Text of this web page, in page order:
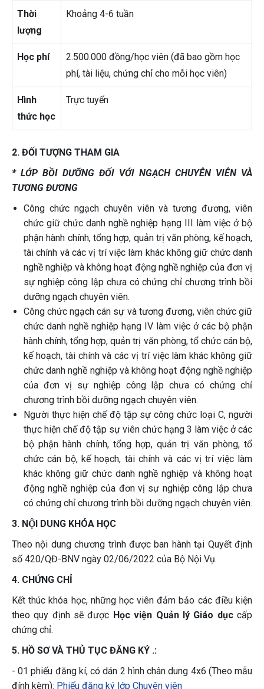
Thời
lượng
Khoảng 4-6 tuần
Học phí
2.500.000 đồng/học viên (đã bao gồm học
phí, tài liệu, chứng chỉ cho mỗi học viên)
Hình
thức học
Trực tuyến
2. ĐỐI TƯỢNG THAM GIA
* LỚP BỒI DƯỠNG ĐỐI VỚI NGẠCH CHUYÊN VIÊN VÀ
TƯƠNG ĐƯƠNG
Công chức ngạch chuyên viên và tương đương, viên
chức giữ chức danh nghề nghiệp hạng III làm việc ở bộ
phận hành chính, tổng hợp, quản trị văn phòng, kế hoạch,
tài chính và các vị trí việc làm khác không giữ chức danh
nghề nghiệp và không hoạt động nghề nghiệp của đơn vị
sự nghiệp công lập chưa có chứng chỉ chương trình bồi
dưỡng ngạch chuyên viên.
Công chức ngạch cán sự và tương đương, viên chức giữ
chức danh nghề nghiệp hạng IV làm việc ở các bộ phận
hành chính, tổng hợp, quản trị văn phòng, tổ chức cán bộ,
kế hoạch, tài chính và các vị trí việc làm khác không giữ
chức danh nghề nghiệp và không hoạt động nghề nghiệp
của đơn vị sự nghiệp công lập chưa có chứng chỉ
chương trình bồi dưỡng ngạch chuyên viên.
Người thực hiện chế độ tập sự công chức loại C, người
thực hiện chế độ tập sự viên chức hạng 3 làm việc ở các
bộ phận hành chính, tổng hợp, quản trị văn phòng, tổ
chức cán bộ, kế hoạch, tài chính và các vị trí việc làm
khác không giữ chức danh nghề nghiệp và không hoạt
động nghề nghiệp của đơn vị sự nghiệp công lập chưa
có chứng chỉ chương trình bồi dưỡng ngạch chuyên viên.
3. NỘI DUNG KHÓA HỌC
Theo nội dung chương trình được ban hành tại Quyết định
số 420/QĐ-BNV ngày 02/06/2022 của Bộ Nội Vụ.
4. CHỨNG CHỈ
Kết thúc khóa học, những học viên đảm bảo các điều kiện
theo quy định sẽ được Học viện Quản lý Giáo dụccấp
chứng chỉ.
5. HỒ SƠ VÀ THỦ TỤC ĐĂNG KÝ .:
- 01 phiếu đăng kí, có dán 2 hình chân dung 4x6 (Theo mẫu
đính kèm): Phiếu đăng ký lớp Chuyên viên